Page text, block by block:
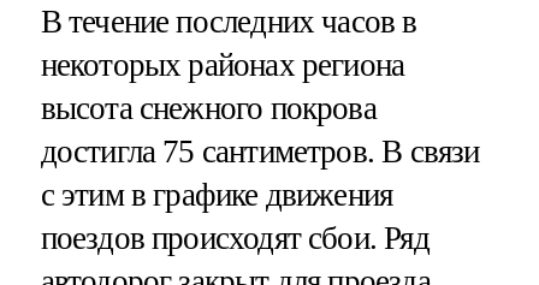
В течение последних часов в
некоторых районах региона
высота снежного покрова
достигла 75 сантиметров. В связи
с этим в графике движения
поездов происходят сбои. Ряд